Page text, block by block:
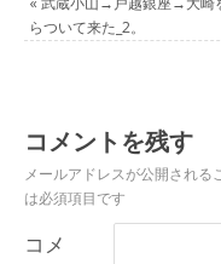
らついて来た_2。
コメントを残す
メールアドレスが公開される
は必須項目です
コメ